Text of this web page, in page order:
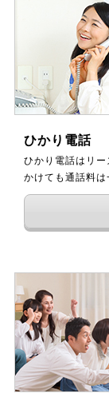
ひかり電話
ひかり電話はリ
かけても通話料は